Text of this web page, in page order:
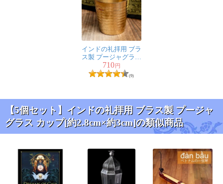
インドの礼拝用 ブラ
ス製 プージャグラス
カップ[5cm x 4.5cm]
710円
(9)
【5個セット】インドの礼拝用 ブラス製 プージャ
グラス カップ[約2.8cm×約3cm]の類似商品